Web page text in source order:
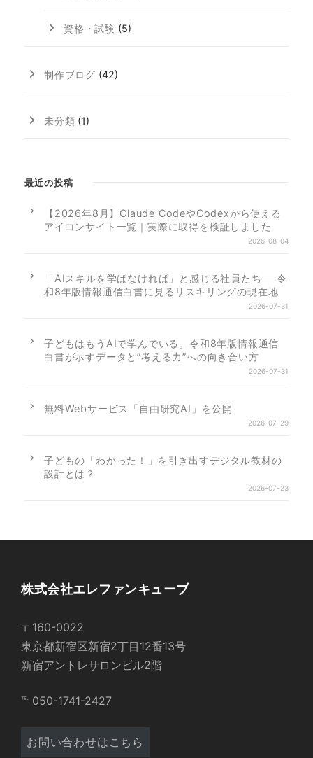
資格・試験 (5)
制作ブログ (42)
未分類 (1)
最近の投稿
【2026年8月】Claude CodeやCodexから使える
アイコンサイト一覧｜実際に取得を検証しました
2026-08-04
「AIスキルを学ばなければ」と感じる社員たち──令
和8年版情報通信白書に見るリスキリングの現在地
2026-07-31
子どもはもうAIで学んでいる。令和8年版情報通信
白書が示すデータと”考える力”への向き合い方
2026-07-31
無料Webサービス「自由研究AI」を公開
2026-07-29
子どもの「わかった！」を引き出すデジタル教材の
設計とは？
2026-07-23
株式会社エレファンキューブ
〒160-0022
東京都新宿区新宿2丁目12番13号
新宿アントレサロンビル2階
℡ 050-1741-2427
お問い合わせはこちら